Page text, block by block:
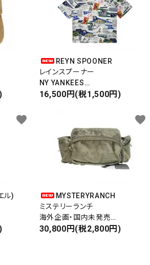
REYN SPOONER
レインスプーナー
NY YANKEES
ニューヨークヤンキース
16,500円(税1,500円)
ル)
favorite
MYSTERYRANCH
ミステリーランチ
海外企画・国内未発売
WAIST BAG
30,800円(税2,800円)
favorite